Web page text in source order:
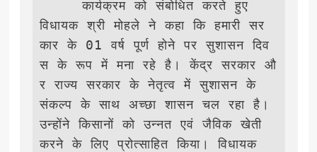
     कार्यक्रम को संबोधित करते हुए
विधायक श्री मोहले ने कहा कि हमारी सर
कार के 01 वर्ष पूर्ण होने पर सुशासन दिव
स के रूप में मना रहे है। केंद्र सरकार औ
र राज्य सरकार के नेतृत्व में सुशासन के
संकल्प के साथ अच्छा शासन चल रहा है।
उन्होंने किसानों को उन्नत एवं जैविक खेती
करने के लिए प्रोत्साहित किया। विधायक